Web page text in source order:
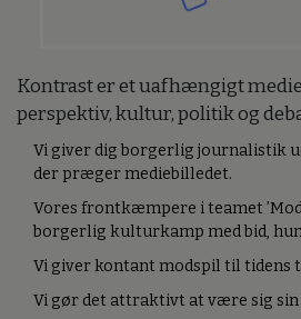
Kontrast er et uafhængigt
perspektiv, kultur, politik og
Vi giver dig borgerlig journalistik
der præger mediebilledet.
Vores frontkæmpere i teamet
borgerlig kulturkamp med bid,
Vi giver kontant modspil til tidens
Vi gør det attraktivt at være sig